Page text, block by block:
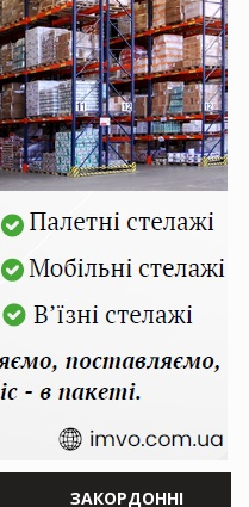
ЗАКОРДОННІ